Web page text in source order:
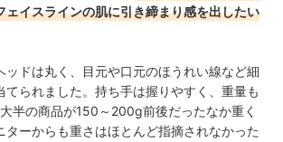
ェイスラインの肌に引き締まり感を出したい
ッドは丸く、目元や口元のほうれい線など細
てられました。持ち手は握りやすく、重量も
半の商品が150～200g前後だったなか重く
ターからも重さはほとんど指摘されなかった